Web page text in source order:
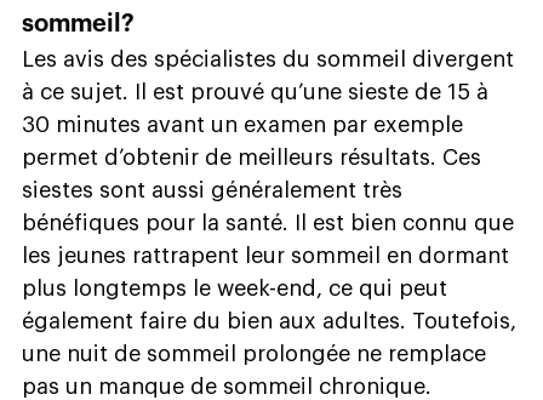
sommeil?
Les avis des spécialistes du sommeil divergent
à ce sujet. Il est prouvé qu’une sieste de 15 à
30 minutes avant un examen par exemple
permet d’obtenir de meilleurs résultats. Ces
siestes sont aussi généralement très
bénéfiques pour la santé. Il est bien connu que
les jeunes rattrapent leur sommeil en dormant
plus longtemps le week-end, ce qui peut
également faire du bien aux adultes. Toutefois,
une nuit de sommeil prolongée ne remplace
pas un manque de sommeil chronique.